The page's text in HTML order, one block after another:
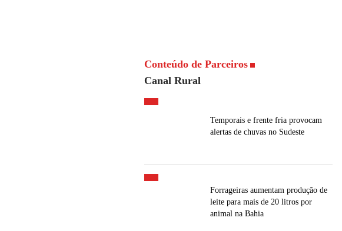
Conteúdo de Parceiros
Canal Rural
Temporais e frente fria provocam
alertas de chuvas no Sudeste
Forrageiras aumentam produção de
leite para mais de 20 litros por
animal na Bahia